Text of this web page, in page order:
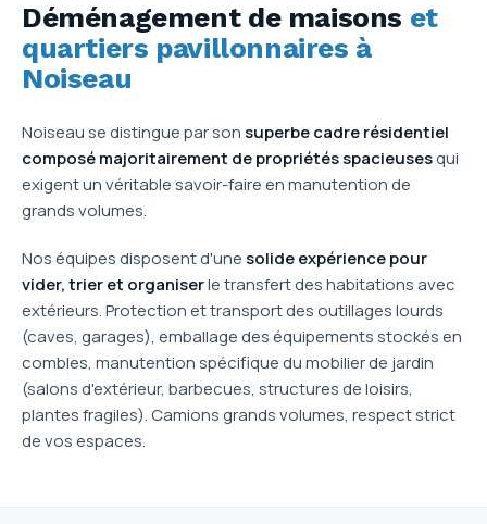
Déménagement de maisons et
quartiers pavillonnaires à
Noiseau
Noiseau se distingue par son superbe cadre résidentiel
composé majoritairement de propriétés spacieusesqui
exigent un véritable savoir-faire en manutention de
grands volumes.
Nos équipes disposent d'une solide expérience pour
vider, trier et organiserle transfert des habitations avec
extérieurs. Protection et transport des outillages lourds
(caves, garages), emballage des équipements stockés en
combles, manutention spécifique du mobilier de jardin
(salons d'extérieur, barbecues, structures de loisirs,
plantes fragiles). Camions grands volumes, respect strict
de vos espaces.